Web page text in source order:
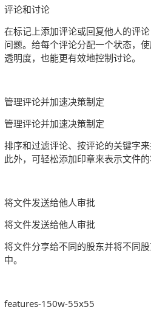
评论和讨论
在标记上添加评论或回复他人的评
问题。给每个评论分配一个状态，
透明度，也能更有效地控制讨论。
管理评论并加速决策制定
管理评论并加速决策制定
排序和过滤评论、按评论的关键字来
此外，可轻松添加印章来表示文件的
将文件发送给他人审批
将文件发送给他人审批
将文件分享给不同的股东并将不同
中。
features-150w-55x55